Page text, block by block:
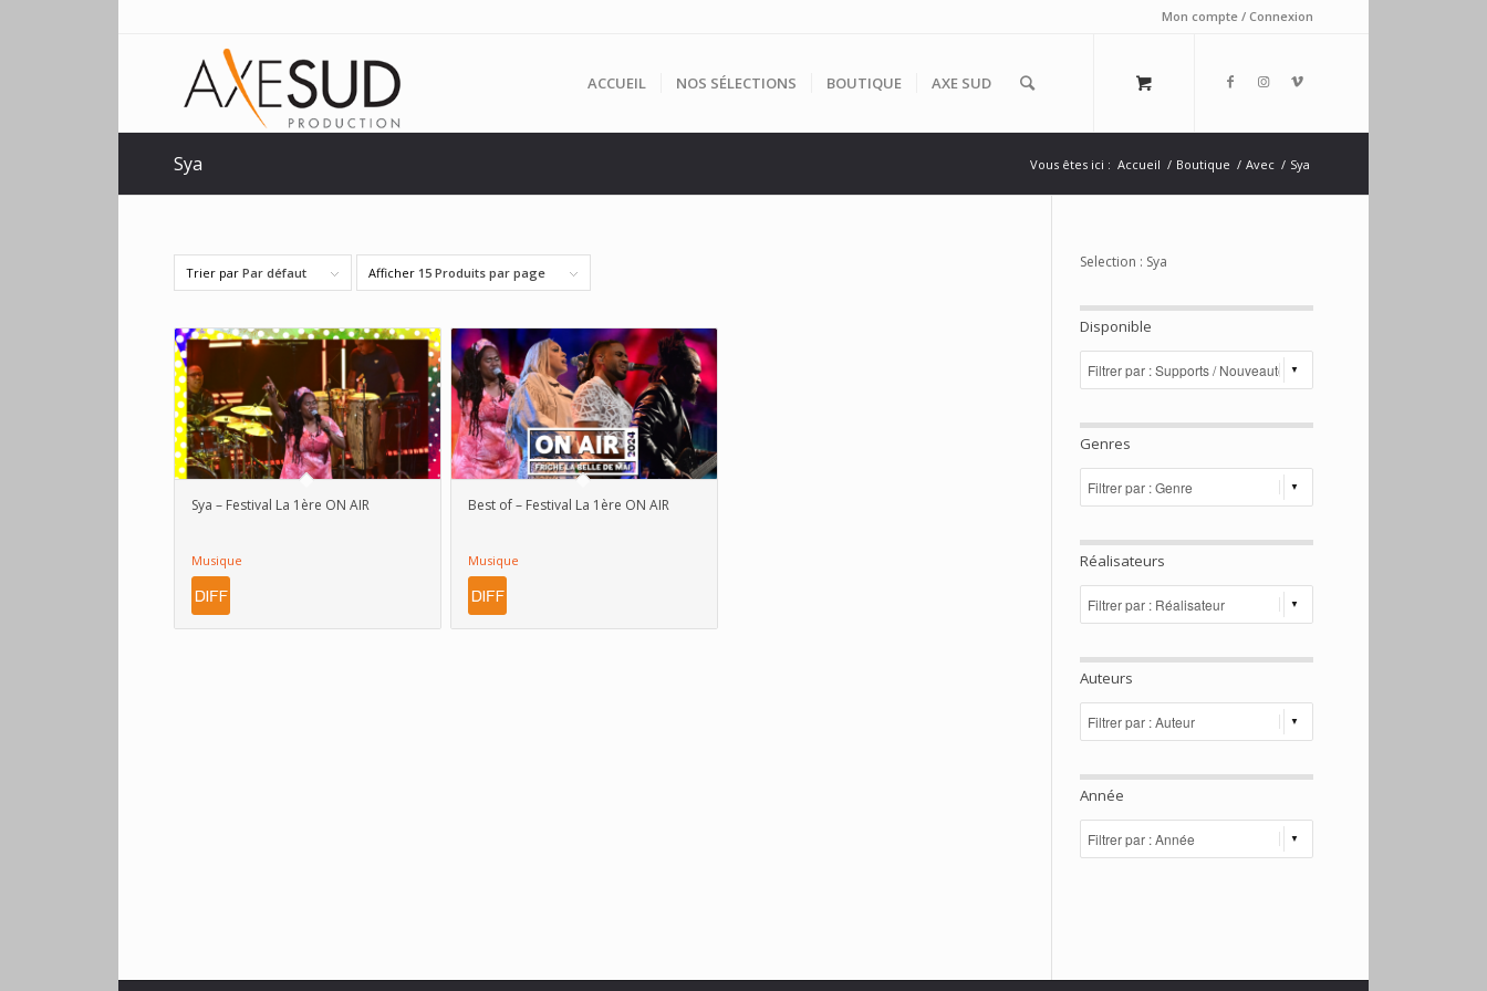
Mon compte / Connexion
ACCUEIL NOS SÉLECTIONS BOUTIQUE AXE SUD
Sya Vous êtes ici : Accueil / Boutique / Avec / Sya
Trier par Par défaut Afficher 15 Produits par page
Sya – Festival La 1ère ON AIR
Musique
Best of – Festival La 1ère ON AIR
Musique
Selection : Sya
Disponible
Genres
Réalisateurs
Auteurs
Année